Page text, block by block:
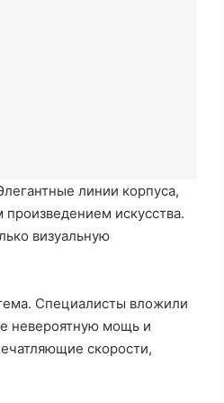
линии корпуса,
искусства.
визуальную
Специалисты вложили
невероятную мощь и
скорости,